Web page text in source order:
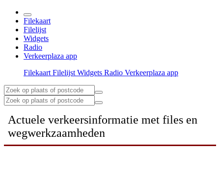
Filekaart
Filelijst
Widgets
Radio
Verkeerplaza app
Filekaart Filelijst Widgets Radio Verkeerplaza app
Actuele verkeersinformatie met files en
wegwerkzaamheden